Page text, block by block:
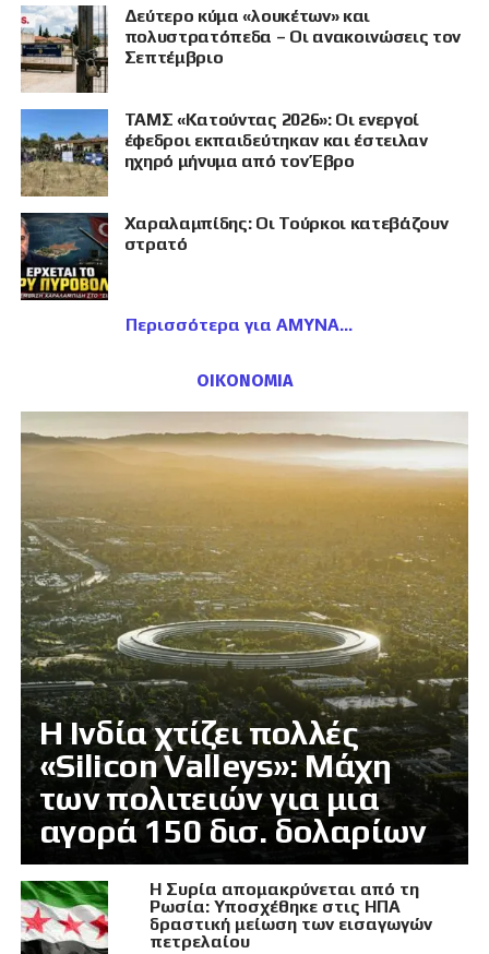
Δεύτερο κύμα «λουκέτων» και
πολυστρατόπεδα – Οι ανακοινώσεις τον
Σεπτέμβριο
ΤΑΜΣ «Κατούντας 2026»: Οι ενεργοί
έφεδροι εκπαιδεύτηκαν και έστειλαν
ηχηρό μήνυμα από τον Έβρο
Χαραλαμπίδης: Οι Τούρκοι κατεβάζουν
στρατό
Περισσότερα για ΑΜΥΝΑ
ΟΙΚΟΝΟΜΙΑ
Η Ινδία χτίζει πολλές
«Silicon Valleys»: Μάχη
των πολιτειών για μια
αγορά 150 δισ. δολαρίων
Η Συρία απομακρύνεται από τη
Ρωσία: Υποσχέθηκε στις ΗΠΑ
δραστική μείωση των εισαγωγών
πετρελαίου